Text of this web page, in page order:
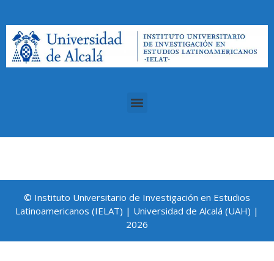
© Instituto Universitario de Investigación en Estudios
Latinoamericanos (IELAT) | Universidad de Alcalá (UAH) |
2026